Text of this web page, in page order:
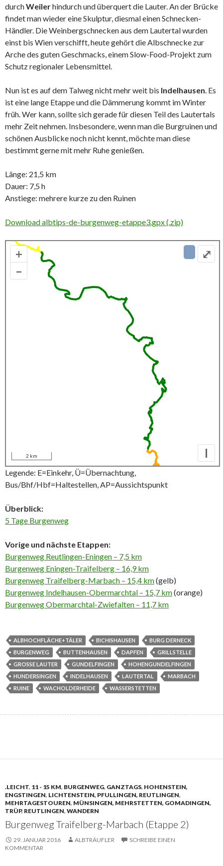
durchWeilerhindurch und überquert die Lauter. An der Brücke
findet man wieder eine Skulptur, diesmal einen Schnecken-
Händler. Die Weinbergschnecken aus dem Lautertal wurden
einst bis Wien verschifft, heute gehört die Albschnecke zur
Arche des guten Geschmacks, einem Slow-Food-Projekt zum
Schutz regionaler Lebensmittel.
Nun ist es auf dem Talweg nicht mehr weit bis Indelhausen. Es
ist eine lange Etappe und die Dämmerung kommt im Winter
früh. Wer kann, sollte sich gerade für diesen Teil des Lautertals
mehr Zeit nehmen. Insbesondere, wenn man die Burgruinen und
schönen Ausblicke noch nicht kennt, möchte man diese
bestimmt gerne mit mehr Ruhe genießen.
Länge: 21,5 km
Dauer: 7,5 h
Anstiege: mehrere kurze zu den Ruinen
Download albtips-de-burgenweg-etappe3.gpx (.zip)
+
–
I
2 km
⤢
Legende: E=Einkehr, Ü=Übernachtung,
Bus/Bhf/Hbf=Haltestellen, AP=Aussichtspunkt
Überblick:
5 Tage Burgenweg
Vorige und nächste Etappen:
Burgenweg Reutlingen-Eningen – 7,5 km
Burgenweg Eningen-Traifelberg – 16,9 km
Burgenweg Traifelberg-Marbach – 15,4 km(gelb)
Burgenweg Indelhausen-Obermarchtal – 15,7 km(orange)
Burgenweg Obermarchtal-Zwiefalten – 11,7 km
ALBHOCHFLÄCHE+TÄLER BICHISHAUSEN
BURG DERNECK
BURGENWEG
BUTTENHAUSEN DAPFEN
GRILLSTELLE
GROSSE LAUTER
GUNDELFINGEN
HOHENGUNDELFINGEN
HUNDERSINGEN
INDELHAUSEN LAUTERTAL
MARBACH
RUINE
WACHOLDERHEIDE WASSERSTETTEN
.LEICHT, 11 - 15 KM, BURGENWEG, GANZTAGS, HOHENSTEIN,
ENGSTINGEN, LICHTENSTEIN, PFULLINGEN, REUTLINGEN,
MEHRTAGESTOUREN, MÜNSINGEN, MEHRSTETTEN, GOMADINGEN,
TRÜP, REUTLINGEN, WANDERN
Burgenweg Traifelberg-Marbach (Etappe 2)
29. JANUAR 2016 ALBTRÄUFLER
SCHREIBE EINEN
KOMMENTAR